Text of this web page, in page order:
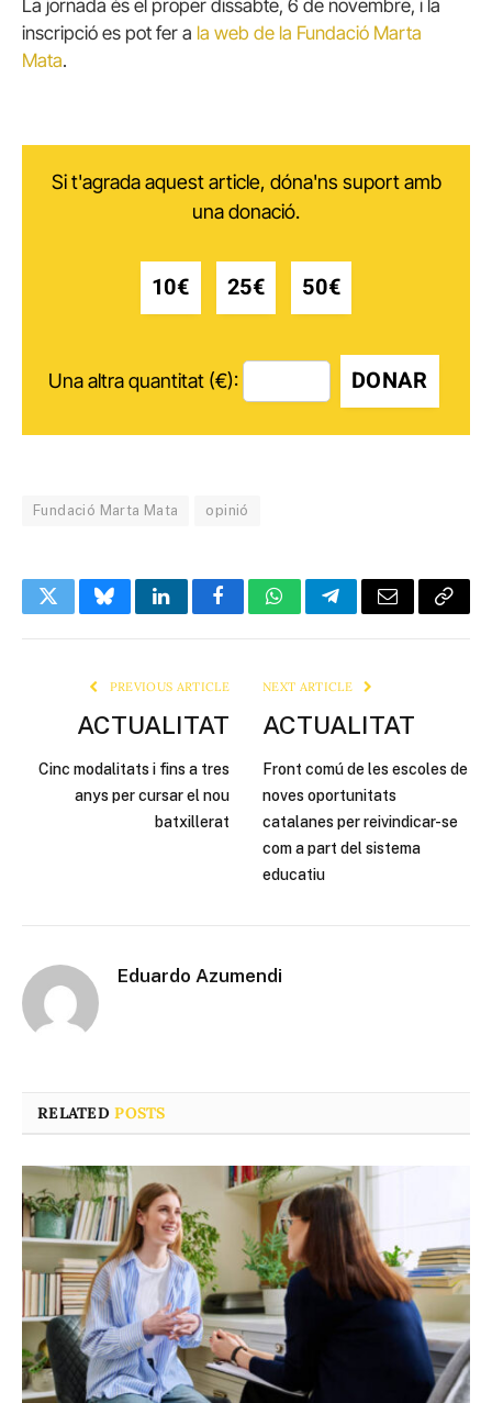
La jornada és el proper dissabte, 6 de novembre, i la
inscripció es pot fer a la web de la Fundació Marta
Mata.
Si t'agrada aquest article, dóna'ns suport amb
una donació.
10€ 25€ 50€
Una altra quantitat (€): DONAR
Fundació Marta Mata opinió
TwitterBlueskyLinkedInFacebookWhatsAppTelegramEmail Copy
PREVIOUS ARTICLE
ACTUALITAT
Cinc modalitats i fins a tres
anys per cursar el nou
batxillerat
NEXT ARTICLE
ACTUALITAT
Front comú de les escoles de
noves oportunitats
catalanes per reivindicar-se
com a part del sistema
educatiu
Eduardo Azumendi
RELATEDPOSTS